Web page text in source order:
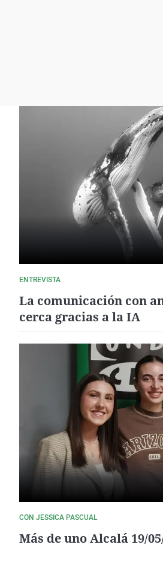
ENTREVISTA
La comunicación con
cerca gracias a la IA
CON JESSICA PASCUAL
Más de uno Alcalá 19/